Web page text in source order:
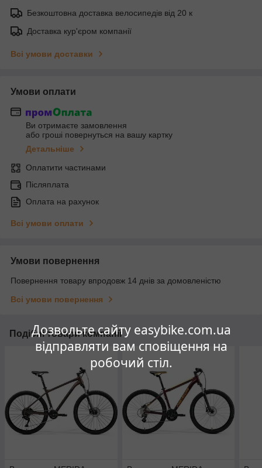
Дозвольте сайту easybike.com.ua
відправляти вам сповіщення на
робочий стіл.
Безкоштовна доставка велосипедів від 20 к
Доставка кур'єром компанії
Всі умови доставки
Умови оплати
Ви отримаєте замовлення
або гроші повернуться на вашу картку
Детальніше
Оплатити частинами
Післяплата
Оплата на рахунок
Всі умови оплати
Умови повернення
Повернення товару впродовж 14 днів за домовленістю
Всі умови повернення
Подібні товари компанії